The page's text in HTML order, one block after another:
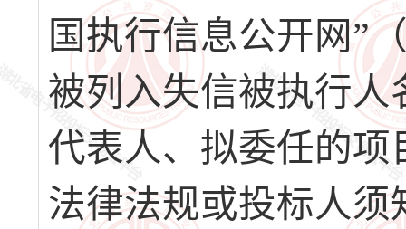
国执行信息公开网”
被列入失信被执行
代表人、拟委任的
法律法规或投标人须